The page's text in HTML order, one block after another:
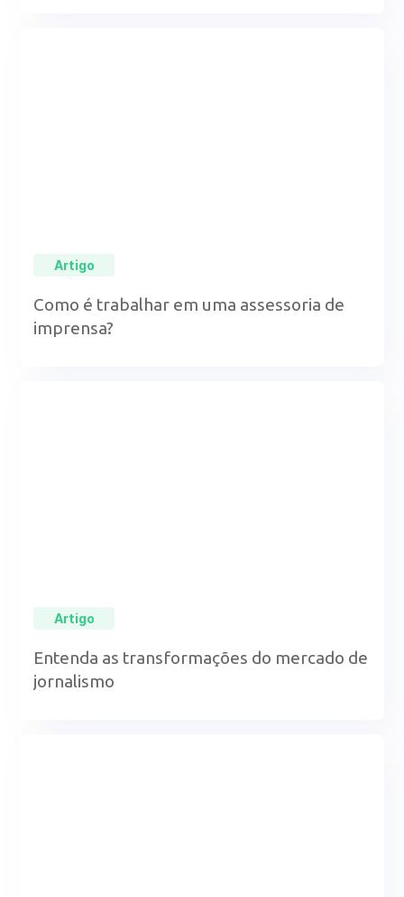
Artigo
Como é trabalhar em uma assessoria de
imprensa?
Artigo
Entenda as transformações do mercado de
jornalismo